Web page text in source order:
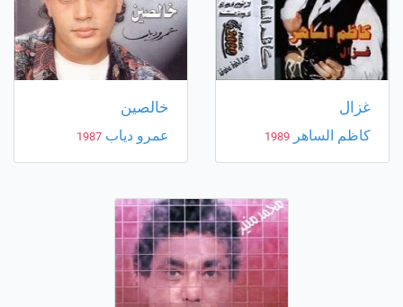
غزال
كاظم الساهر 1989
خالصين
عمرو دياب 1987